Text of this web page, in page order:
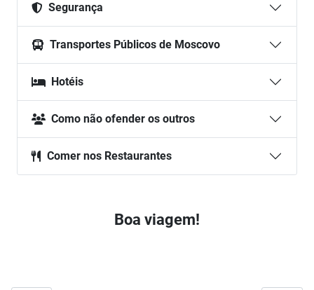
Segurança
Transportes Públicos de Moscovo
Hotéis
Como não ofender os outros
Comer nos Restaurantes
Boa viagem!